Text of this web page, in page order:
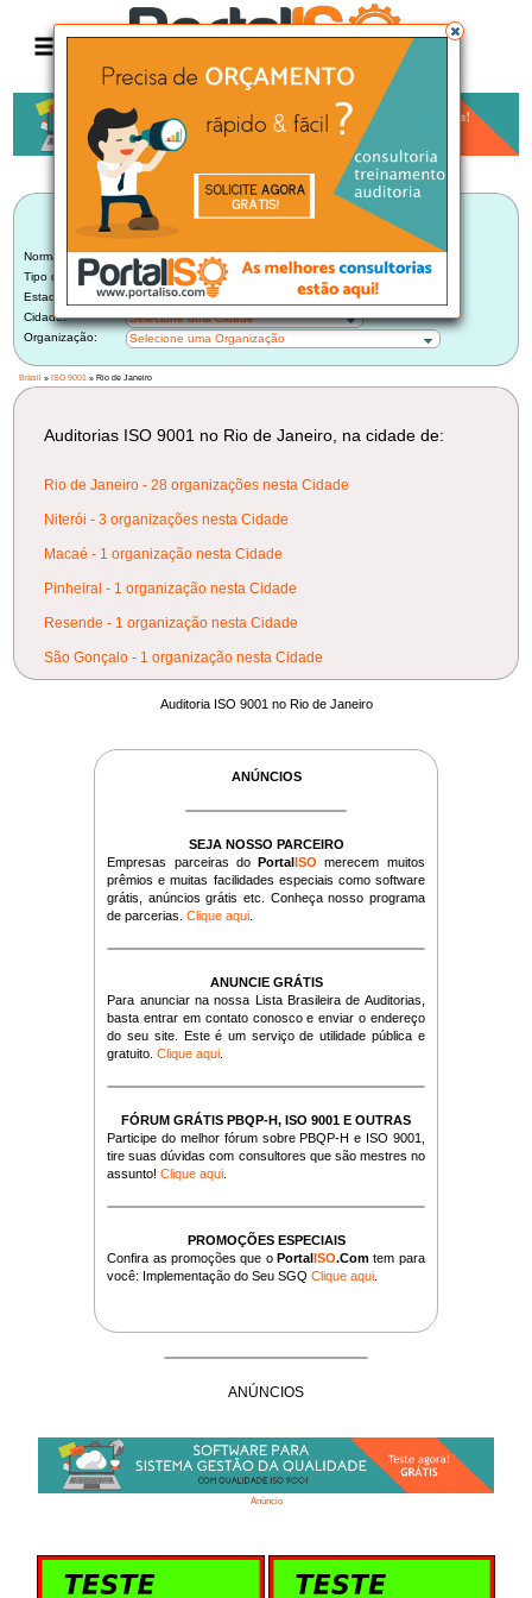
LISTA BRASILEIRA DE AUDITORIAS
Norma:
ISO 9001
Tipo de Auditoria:
Selecione um Tipo
Estado:
Rio de Janeiro (34)
Cidade:
Selecione uma Cidade
Organização:
Selecione uma Organização
Brasil »ISO 9001 » Rio de Janeiro
Auditorias ISO 9001 no Rio de Janeiro, na cidade de:
Rio de Janeiro - 28 organizações nesta Cidade
Niterói - 3 organizações nesta Cidade
Macaé - 1 organização nesta Cidade
Pinheiral - 1 organização nesta Cidade
Resende - 1 organização nesta Cidade
São Gonçalo - 1 organização nesta Cidade
Auditoria ISO 9001 no Rio de Janeiro
ANÚNCIOS
SEJA NOSSO PARCEIRO
Empresas parceiras doPortalISO merecem muitos
prêmios e muitas facilidades especiais como software
grátis, anúncios grátis etc. Conheça nosso programa
de parcerias.Clique aqui
ANUNCIE GRÁTIS
Para anunciar na nossa Lista Brasileira de Auditorias,
basta entrar em contato conosco e enviar o endereço
do seu site. Este é um serviço de utilidade pública e
gratuito.Clique aqui
FÓRUM GRÁTIS PBQP-H, ISO 9001 E OUTRAS
Participe do melhor fórum sobre PBQP-H e ISO 9001,
tire suas dúvidas com consultores que são mestres no
assunto!Clique aqui
PROMOÇÕES ESPECIAIS
Confira as promoções que oPortalISO.Com tem para
você: Implementação do Seu SGQClique aqui
ANÚNCIOS
Anúncio